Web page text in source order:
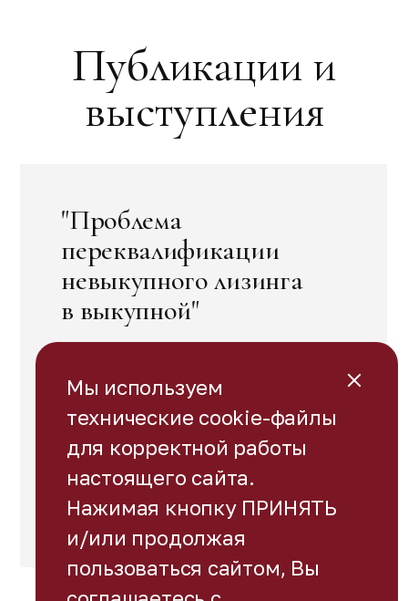
Публикации и
выступления
"Проблема
переквалификации
невыкупного лизинга
в выкупной"
Юридическая наука
№4, 2026
Мы используем
технические cookie-файлы
для корректной работы
настоящего сайта.
Нажимая кнопку ПРИНЯТЬ
и/или продолжая
пользоваться сайтом, Вы